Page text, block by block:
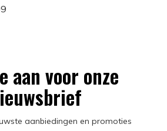
aan voor onze
aanbiedingen en promoties